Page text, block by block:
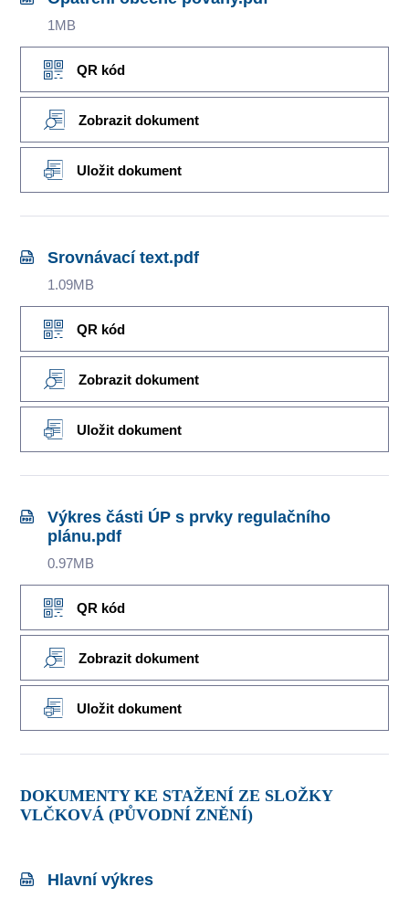
1MB
QR kód
Zobrazit dokument
Uložit dokument
Srovnávací text.pdf
1.09MB
QR kód
Zobrazit dokument
Uložit dokument
Výkres části ÚP s prvky regulačního
plánu.pdf
0.97MB
QR kód
Zobrazit dokument
Uložit dokument
DOKUMENTY KE STAŽENÍ ZE SLOŽKY
VLČKOVÁ (PŮVODNÍ ZNĚNÍ)
Hlavní výkres